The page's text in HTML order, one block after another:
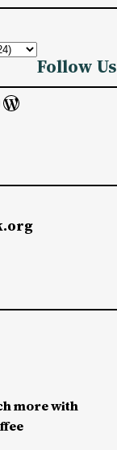
Follow Us
WordPress
more with